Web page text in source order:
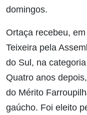
domingos.
Ortaça recebeu,
Teixeira pela
do Sul, na
Quatro anos
do Mérito
gaúcho. Foi eleito